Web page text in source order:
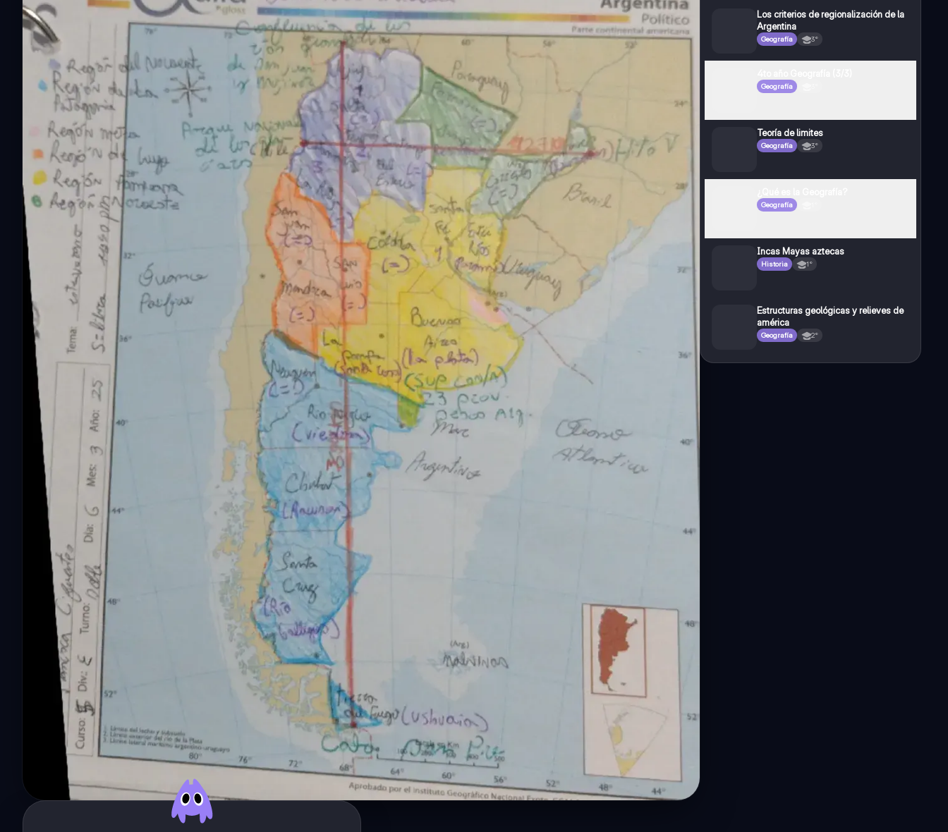
Los criterios de regionalización de la
Argentina
Geografía 3°
Geografía
Teoría de limites
Geografía 3°
Geografía
Incas Mayas aztecas
Historia 1°
Estructuras geológicas y relieves de
américa
Geografía 2°